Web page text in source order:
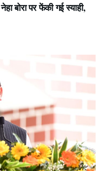
बोरा पर फेंकी गई स्याही,